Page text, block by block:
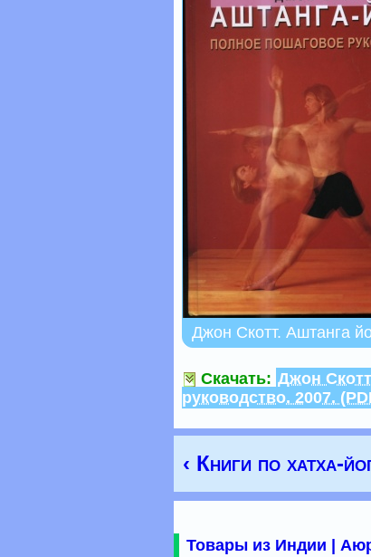
Джон Скотт. Аштанга
Скачать: Джон
руководство. 2007.
‹ Книги по хатха-
Товары из Индии |